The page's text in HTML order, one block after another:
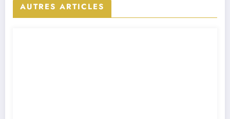
AUTRES ARTICLES